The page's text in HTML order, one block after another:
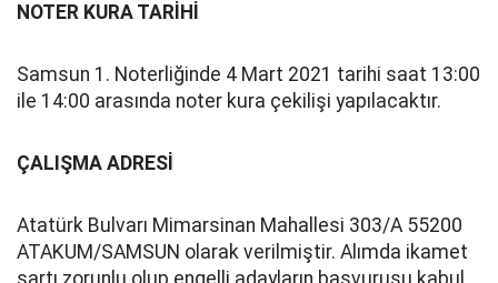
NOTER KURA TARİHİ
Samsun 1. Noterliğinde 4 Mart 2021 tarihi saat 13:00
ile 14:00 arasında noter kura çekilişi yapılacaktır.
ÇALIŞMA ADRESİ
Atatürk Bulvarı Mimarsinan Mahallesi 303/A 55200
ATAKUM/SAMSUN olarak verilmiştir. Alımda ikamet